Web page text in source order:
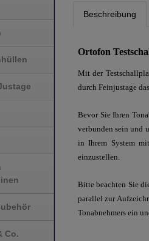
Co.
Beschreibung
Ortofon
Mit der
durch Feinjustage
Bevor Sie Ihren
verbunden sein und
in Ihrem System
einzustellen.
Bitte beachten Sie
parallel zur
Tonabnehmers ein